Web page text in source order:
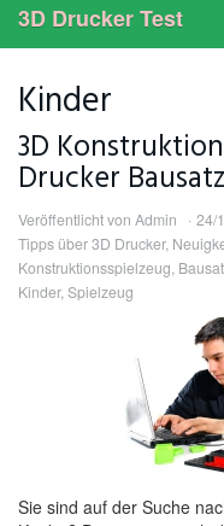
3D Drucker Test
Kinder
3D
Drucker
Veröffentlicht von Admin 24/
Tipps über 3D Drucker,
Konstruktionsspielzeug,
Kinder, Spielzeug
Sie sind auf der Suche